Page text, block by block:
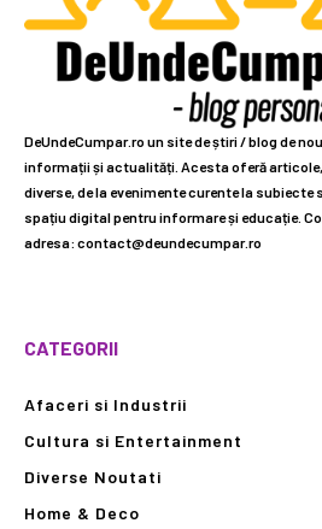
DeUndeCumpar.ro un site de știri / blog de
informații și actualități. Acesta oferă
diverse, de la evenimente curente la subiecte
spațiu digital pentru informare și educație.
adresa: contact@deundecumpar.ro
CATEGORII
Afaceri si Industrii
Cultura si Entertainment
Diverse Noutati
Home & Deco